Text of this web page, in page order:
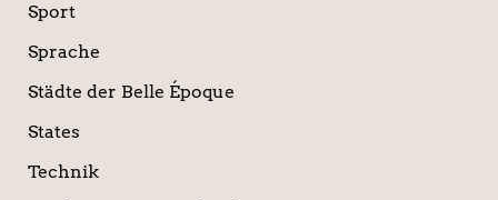
Sport
Sprache
Städte der Belle Époque
States
Technik